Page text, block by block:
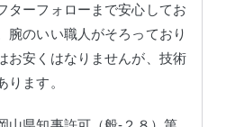
ターフォローまで安心してお
腕のいい職人がそろっており
お安くはなりませんが、技術
ります。